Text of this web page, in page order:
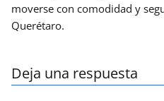
moverse con comodidad y
Querétaro.
Deja una respuesta